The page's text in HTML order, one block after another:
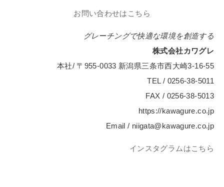
お問い合わせはこちら
グレーチングで快適な環境を創造する
株式会社カワグレ
本社/ 〒955-0033 新潟県三条市西大崎3-16-55
TEL / 0256-38-5011
FAX / 0256-38-5013
https://kawagure.co.jp
Email / niigata@kawagure.co.jp
インスタグラムはこちら